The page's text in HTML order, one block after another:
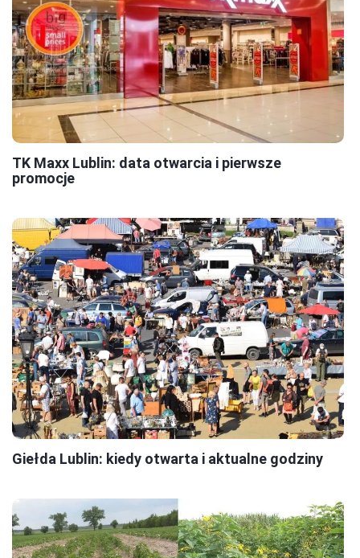
TK Maxx Lublin: data otwarcia i pierwsze
promocje
Giełda Lublin: kiedy otwarta i aktualne godziny